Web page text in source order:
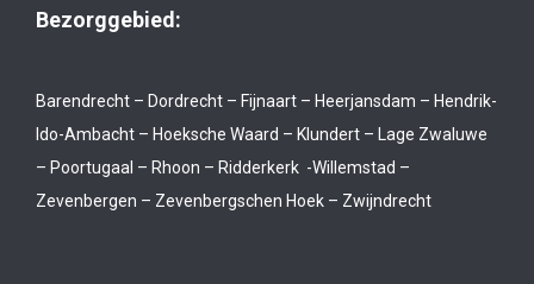
Bezorggebied:
Barendrecht – Dordrecht – Fijnaart – Heerjansdam – Hendrik-
Ido-Ambacht – Hoeksche Waard – Klundert – Lage Zwaluwe
– Poortugaal – Rhoon – Ridderkerk -Willemstad –
Zevenbergen – Zevenbergschen Hoek – Zwijndrecht